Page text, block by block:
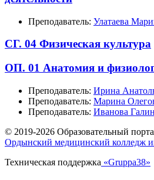
Преподаватель: Улатаева
СГ. 04 Физическая культура
ОП. 01 Анатомия и
Преподаватель: Ирина
Преподаватель: Марина
Преподаватель: Иванова
© 2019-2026 Образовательный
Ордынский медицинский колледж
Техническая поддержка «Gruppa38»